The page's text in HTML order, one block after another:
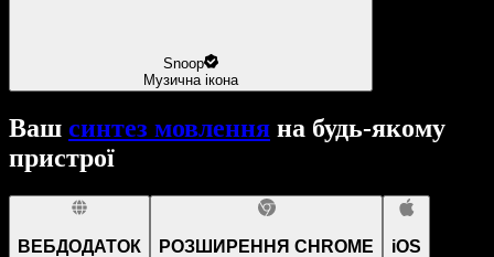
Snoop
Музична ікона
Ваш синтез мовлення на будь-якому
пристрої
ВЕБДОДАТОК РОЗШИРЕННЯ CHROME iOS